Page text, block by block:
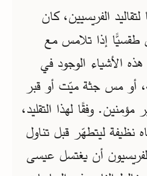
الفريسيين، كان
إذا تلامس مع
الأشياء الوجود في
أو مس جثة ميّت أو قبر
وفقًا لهذا التقليد،
ليتطهّر قبل تناول
أن يغتسل عيسى